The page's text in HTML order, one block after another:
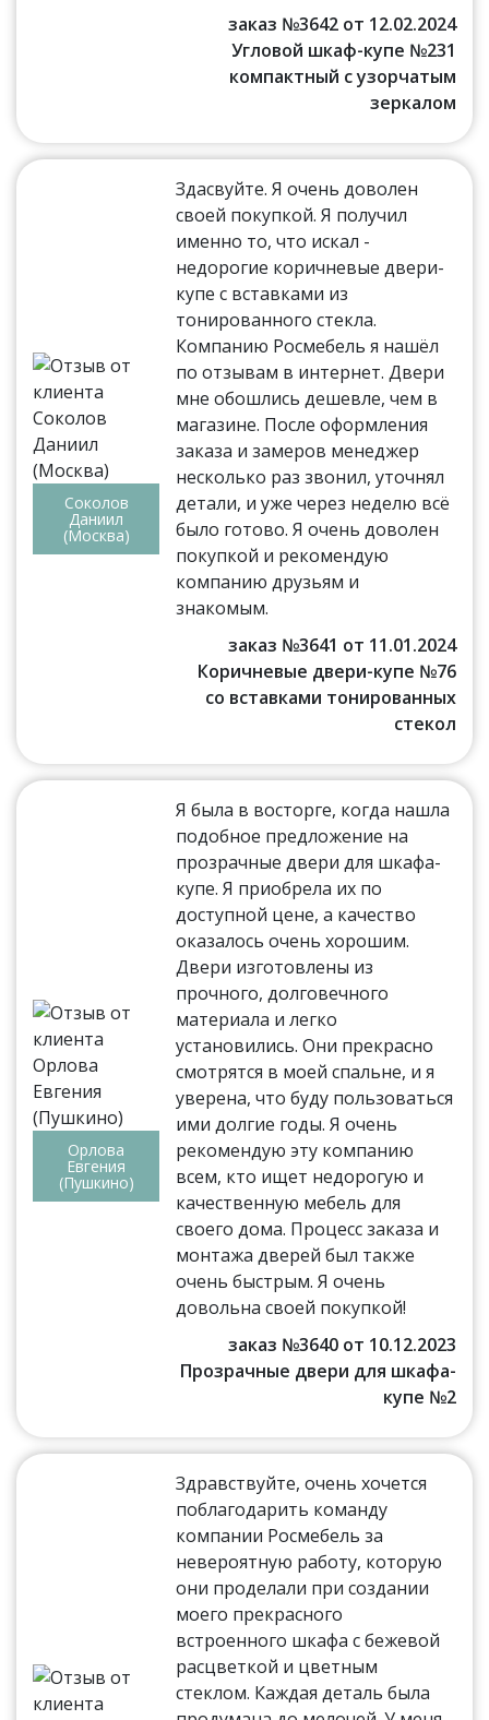
заказ №3642 от 12.02.2024
Угловой шкаф-купе №231
компактный с узорчатым
зеркалом
Соколов
Даниил
(Москва)
Здасвуйте. Я очень доволен
своей покупкой. Я получил
именно то, что искал -
недорогие коричневые двери-
купе с вставками из
тонированного стекла.
Компанию Росмебель я нашёл
по отзывам в интернет. Двери
мне обошлись дешевле, чем в
магазине. После оформления
заказа и замеров менеджер
несколько раз звонил, уточнял
детали, и уже через неделю всё
было готово. Я очень доволен
покупкой и рекомендую
компанию друзьям и
знакомым.
заказ №3641 от 11.01.2024
Коричневые двери-купе №76
со вставками тонированных
стекол
Орлова
Евгения
(Пушкино)
Я была в восторге, когда нашла
подобное предложение на
прозрачные двери для шкафа-
купе. Я приобрела их по
доступной цене, а качество
оказалось очень хорошим.
Двери изготовлены из
прочного, долговечного
материала и легко
установились. Они прекрасно
смотрятся в моей спальне, и я
уверена, что буду пользоваться
ими долгие годы. Я очень
рекомендую эту компанию
всем, кто ищет недорогую и
качественную мебель для
своего дома. Процесс заказа и
монтажа дверей был также
очень быстрым. Я очень
довольна своей покупкой!
заказ №3640 от 10.12.2023
Прозрачные двери для шкафа-
купе №2
Здравствуйте, очень хочется
поблагодарить команду
компании Росмебель за
невероятную работу, которую
они проделали при создании
моего прекрасного
встроенного шкафа с бежевой
расцветкой и цветным
стеклом. Каждая деталь была